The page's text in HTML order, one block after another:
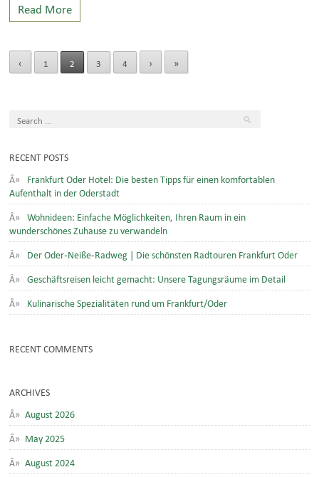
Read More
‹ 1 2 3 4 › »
RECENT POSTS
Frankfurt Oder Hotel: Die besten Tipps für einen komfortablen
Aufenthalt in der Oderstadt
Wohnideen: Einfache Möglichkeiten, Ihren Raum in ein
wunderschönes Zuhause zu verwandeln
Der Oder-Neiße-Radweg | Die schönsten Radtouren Frankfurt Oder
Geschäftsreisen leicht gemacht: Unsere Tagungsräume im Detail
Kulinarische Spezialitäten rund um Frankfurt/Oder
RECENT COMMENTS
ARCHIVES
August 2026
May 2025
August 2024